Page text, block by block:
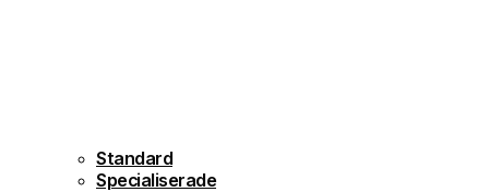
Standard
Specialiserade